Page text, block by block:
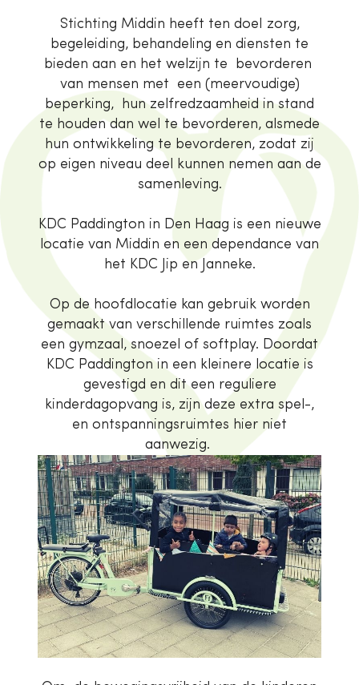
Stichting Middin heeft ten doeI zorg,
begeleiding, behandeling en diensten te
bieden aan en het welzijn te bevorderen
van mensen met een (meervoudige)
beperking, hun zelfredzaamheid in stand
te houden dan wel te bevorderen, alsmede
hun ontwikkeling te bevorderen, zodat zij
op eigen niveau deel kunnen nemen aan de
samenleving.
KDC Paddington in Den Haag is een nieuwe
locatie van Middin en een dependance van
het KDC Jip en Janneke.
Op de hoofdlocatie kan gebruik worden
gemaakt van verschillende ruimtes zoals
een gymzaal, snoezel of softplay. Doordat
KDC Paddington in een kleinere locatie is
gevestigd en dit een reguliere
kinderdagopvang is, zijn deze extra spel-,
en ontspanningsruimtes hier niet
aanwezig.